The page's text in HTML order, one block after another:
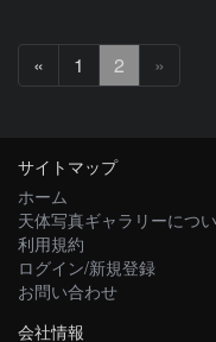
«
へ
1 2 »
サイトマップ
ホーム
天体写真ギャラリーにつ
利用規約
ログイン/新規登録
お問い合わせ
会社情報